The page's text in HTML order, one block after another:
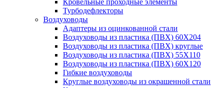
Кровельные проходные элементы
Турбодефлекторы
Воздуховоды
Адаптеры из оцинкованной стали
Воздуховоды из пластика (ПВХ) 60Х204
Воздуховоды из пластика (ПВХ) круглые
Воздуховоды из пластика (ПВХ) 55Х110
Воздуховоды из пластика (ПВХ) 60Х120
Гибкие воздуховоды
Круглые воздуховоды из окрашенной стали